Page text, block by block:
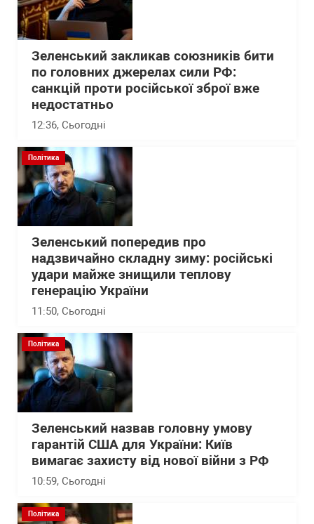
Зеленський закликав союзників бити
по головних джерелах сили РФ:
санкцій проти російської зброї вже
недостатньо
12:36, Сьогодні
Політика
Зеленський попередив про
надзвичайно складну зиму: російські
удари майже знищили теплову
генерацію України
11:50, Сьогодні
Політика
Зеленський назвав головну умову
гарантій США для України: Київ
вимагає захисту від нової війни з РФ
10:59, Сьогодні
Політика